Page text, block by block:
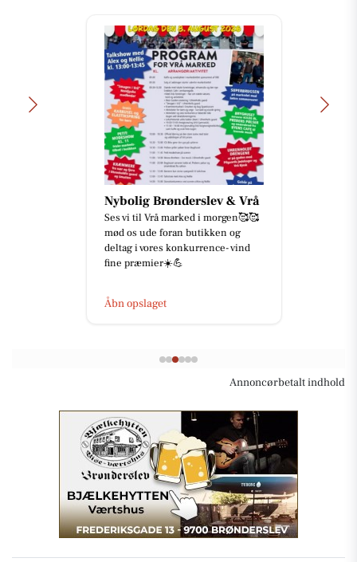
Nybolig Brønderslev & Vrå
Ses vi til Vrå marked i morgen🥰🥰
mød os ude foran butikken og
deltag i vores konkurrence- vind
fine præmier☀️💪
Åbn opslaget
Annoncørbetalt indhold